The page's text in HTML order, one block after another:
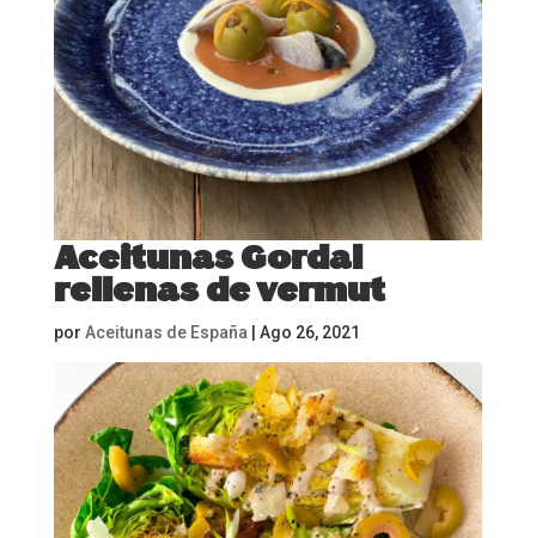
Aceitunas Gordal
rellenas de vermut
por Aceitunas de España Ago 26, 2021